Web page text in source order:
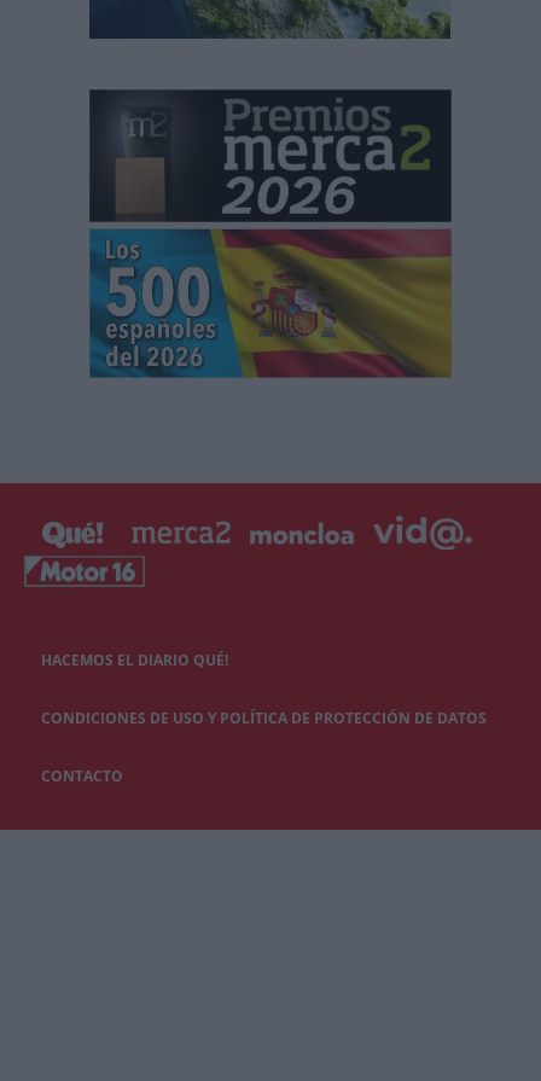
HACEMOS EL DIARIO QUÉ!
CONDICIONES DE USO Y POLÍTICA DE PROTECCIÓN DE DATOS
CONTACTO